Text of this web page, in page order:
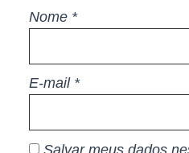
Nome *
E-mail *